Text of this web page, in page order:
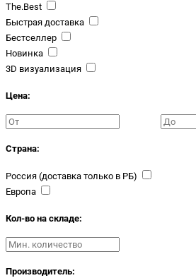
The.Best
Быстрая доставка
Бестселлер
Новинка
3D визуализация
Цена:
Страна:
Россия (доставка только в РБ)
Европа
Кол-во на складе:
Производитель: